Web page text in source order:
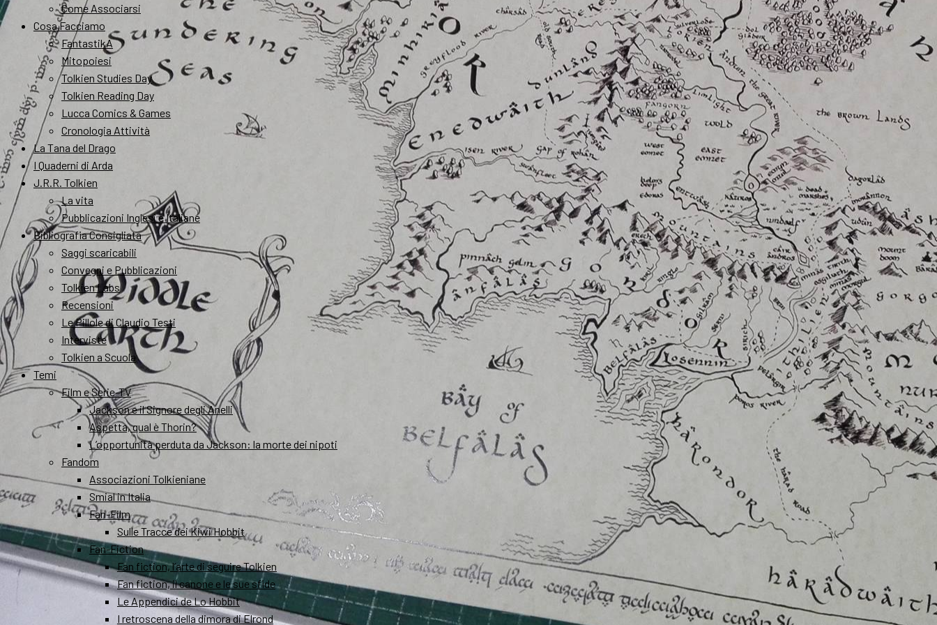
Come Associarsi
Cosa Facciamo
FantastikA
Mitopoiesi
Tolkien Studies Day
Tolkien Reading Day
Lucca Comics & Games
Cronologia Attività
La Tana del Drago
I Quaderni di Arda
J.R.R. Tolkien
La vita
Pubblicazioni Inglesi e Italiane
Bibliografia Consigliata
Saggi scaricabili
Convegni e Pubblicazioni
Tolkien Labs
Recensioni
Le Pillole di Claudio Testi
Interviste
Tolkien a Scuola
Temi
Film e Serie-TV
Jackson e il Signore degli Anelli
Aspetta, qual è Thorin?
L’opportunità perduta da Jackson: la morte dei nipoti
Fandom
Associazioni Tolkieniane
Smial in Italia
Fan-Film
Sulle Tracce dei Kiwi Hobbit
Fan-Fiction
Fan fiction, l’arte di seguire Tolkien
Fan fiction, il canone e le sue sfide
Le Appendici de Lo Hobbit
I retroscena della dimora di Elrond